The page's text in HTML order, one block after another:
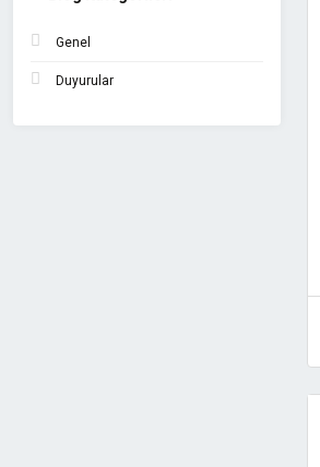
Genel
Duyurular